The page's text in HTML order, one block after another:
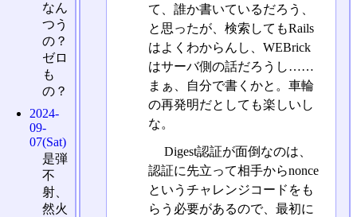
て、誰か書いているだろう、
と思ったが、検索してもRails
はよくわからんし、WEBrick
はサーバ側の話だろうし……
まぁ、自分で書くかと。車輪
の再発明だとしても楽しいし
な。
Digest認証が面倒なのは、
認証に先立って相手からnonce
というチャレンジコードをも
らう必要があるので、最初に
なん
つう
の？
ゼロ
も
の？
2024-
09-
07(Sat)
是弾
不
射、
然火